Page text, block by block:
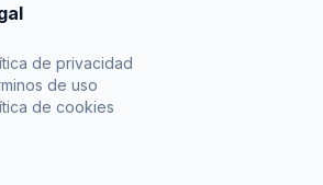
de privacidad
de uso
de cookies